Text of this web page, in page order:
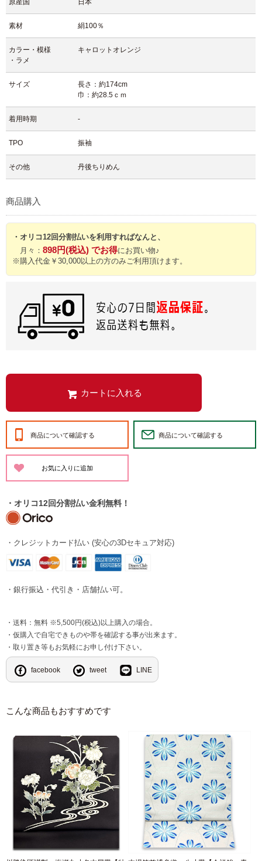
【文章 住谷】
原産国 日本
素材 絹100％
カラー・模様
キャロットオレンジ
・ラメ
サイズ
長さ：約174cm
巾：約28.5ｃｍ
着用時期 -
TPO 振袖
その他 丹後ちりめん
商品購入
・オリコ12回分割払いを利用すればなんと、
月々： 898円(税込) でお得にお買い物♪
※購入代金￥30,000以上の方のみご利用頂けます。
商品について確認する 商品について確認する
・オリコ12回分割払い金利無料！
・クレジットカード払い (安心の3Dセキュア対応)
・銀行振込・代引き・店舗払い可。
・送料：無料 ※5,500円(税込)以上購入の場合。
・仮購入で自宅できものや帯を確認する事が出来ます。
・取り置き等もお気軽にお申し付け下さい。
facebook tweet LINE
こんな商品もおすすめです